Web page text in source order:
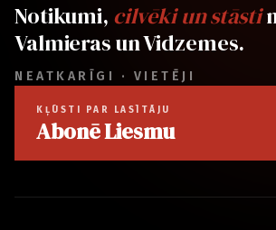
Notikumi, cilvēki un stāsti
Valmieras un Vidzemes.
NEATKARĪGI · VIETĒJI
KĻŪSTI PAR LASĪTĀJU
Abonē Liesmu